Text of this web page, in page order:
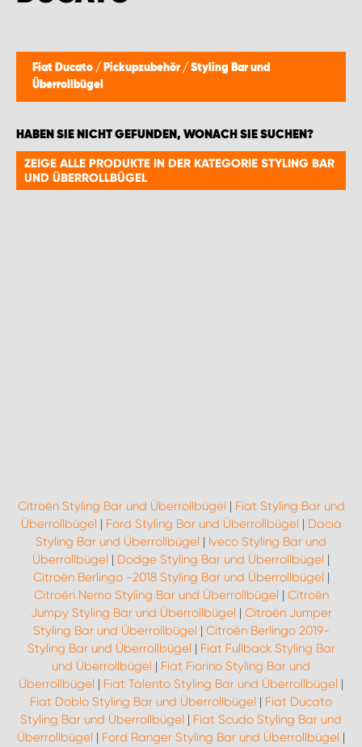
Fiat Ducato / Pickupzubehör / Styling Bar und
Überrollbügel
HABEN SIE NICHT GEFUNDEN, WONACH SIE SUCHEN?
ZEIGE ALLE PRODUKTE IN DER KATEGORIE STYLING BAR
UND ÜBERROLLBÜGEL
Citroën Styling Bar und Überrollbügel | Fiat Styling Bar und
Überrollbügel | Ford Styling Bar und Überrollbügel | Dacia
Styling Bar und Überrollbügel | Iveco Styling Bar und
Überrollbügel | Dodge Styling Bar und Überrollbügel |
Citroën Berlingo -2018 Styling Bar und Überrollbügel |
Citroën Nemo Styling Bar und Überrollbügel | Citroën
Jumpy Styling Bar und Überrollbügel | Citroën Jumper
Styling Bar und Überrollbügel | Citroën Berlingo 2019-
Styling Bar und Überrollbügel | Fiat Fullback Styling Bar
und Überrollbügel | Fiat Fiorino Styling Bar und
Überrollbügel | Fiat Talento Styling Bar und Überrollbügel |
Fiat Doblo Styling Bar und Überrollbügel | Fiat Ducato
Styling Bar und Überrollbügel | Fiat Scudo Styling Bar und
Überrollbügel | Ford Ranger Styling Bar und Überrollbügel |
WORK SYSTEM GERA
WORK SYSTEM HAMBURG
WORK SYSTEM LUDWIGSHAFEN
WORK SYSTEM MAGDEBURG